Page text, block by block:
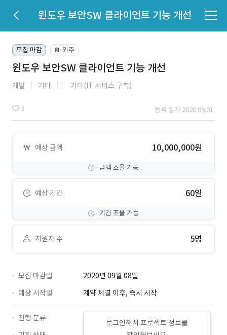
윈도우 보안SW 클라이언트 기능 개선
모집 마감 📔 외주
윈도우 보안SW 클라이언트 기능 개선
개발 기타 기타(IT 서비스 구축)
3 등록 일자 2020.09.01.
예상 금액 10,000,000원
금액 조율 가능
예상 기간 60일
기간 조율 가능
지원자 수 5명
모집 마감일
2020년 09월 08일
예상 시작일
계약 체결 이후, 즉시 시작
로그인해서 프로젝트 정보를
진행 분류